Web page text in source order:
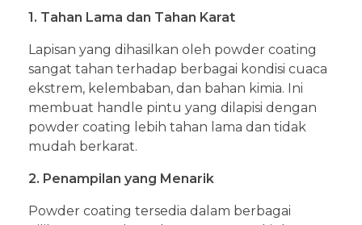
1. Tahan Lama dan Tahan Karat
Lapisan yang dihasilkan oleh powder coating
sangat tahan terhadap berbagai kondisi cuaca
ekstrem, kelembaban, dan bahan kimia. Ini
membuat handle pintu yang dilapisi dengan
powder coating lebih tahan lama dan tidak
mudah berkarat.
2. Penampilan yang Menarik
Powder coating tersedia dalam berbagai